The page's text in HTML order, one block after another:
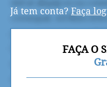
Já tem conta? Faça
FAÇA O